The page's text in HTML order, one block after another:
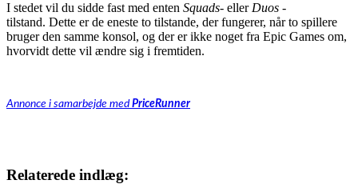
I stedet vil du sidde fast med enten Squads- eller Duos -
tilstand. Dette er de eneste to tilstande, der fungerer, når to spillere
bruger den samme konsol, og der er ikke noget fra Epic Games om,
hvorvidt dette vil ændre sig i fremtiden.
Annonce i samarbejde med PriceRunner
Relaterede indlæg: